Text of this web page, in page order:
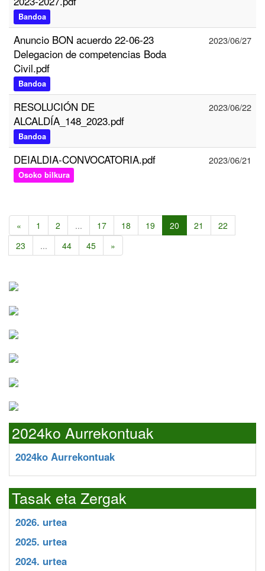
Bandoa
Anuncio BON acuerdo 22-06-23
Delegacion de competencias Boda
Civil.pdf
Bandoa
2023/06/27
RESOLUCIÓN DE
ALCALDÍA_148_2023.pdf
Bandoa
2023/06/22
DEIALDIA-CONVOCATORIA.pdf
Osoko bilkura
2023/06/21
« 1 2 ... 17 18 19 20 21
22
23
... 44 45 »
2024ko Aurrekontuak
2024ko Aurrekontuak
Tasak eta Zergak
2026. urtea
2025. urtea
2024. urtea